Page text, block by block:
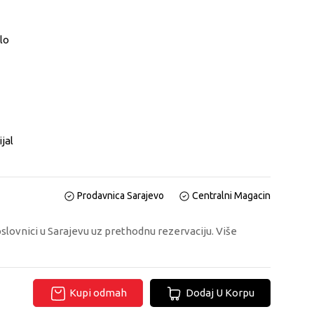
Prodavnica Sarajevo Centralni Magacin
u Sarajevu uz prethodnu rezervaciju. Više
Dodaj U Korpu
Kupi odmah